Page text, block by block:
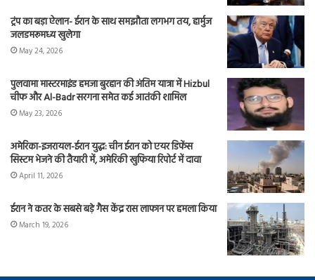
ट्रंप का बड़ा ऐलान- ईरान के साथ समझौता लगभग तय, हार्मुज
जलडमरूमध्य खुलेगा
May 24, 2026
पुलवामा मास्टरमाइंड हमजा बुरहान की अंतिम यात्रा में Hizbul
चीफ और Al-Badr सरगना समेत कई आतंकी शामिल
May 23, 2026
अमेरिका-इजरायल-ईरान युद्ध: चीन ईरान को एयर डिफेंस
सिस्टम भेजने की तैयारी में, अमेरिकी खुफिया रिपोर्ट में दावा
April 11, 2026
ईरान ने कतर के सबसे बड़े गैस केंद्र रास लाफान पर हमला किया
March 19, 2026